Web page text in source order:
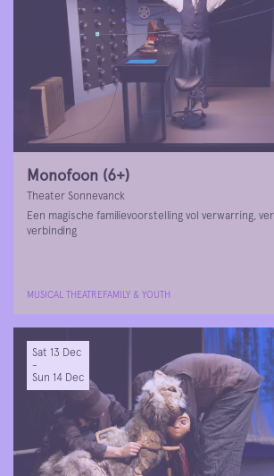
Monofoon (6+)
Theater Sonnevanck
Een magische familievoorstelling vol verwarring,
verbinding
MUSICAL THEATRE FAMILY & YOUTH
Sat 13 Dec
-
Sun 14 Dec